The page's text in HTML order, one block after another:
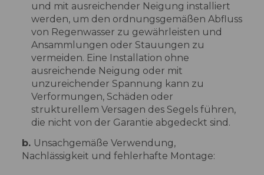
und mit ausreichender Neigung installiert
werden, um den ordnungsgemäßen Abfluss
von Regenwasser zu gewährleisten und
Ansammlungen oder Stauungen zu
vermeiden. Eine Installation ohne
ausreichende Neigung oder mit
unzureichender Spannung kann zu
Verformungen, Schäden oder
strukturellem Versagen des Segels führen,
die nicht von der Garantie abgedeckt sind.
b. Unsachgemäße Verwendung,
Nachlässigkeit und fehlerhafte Montage: